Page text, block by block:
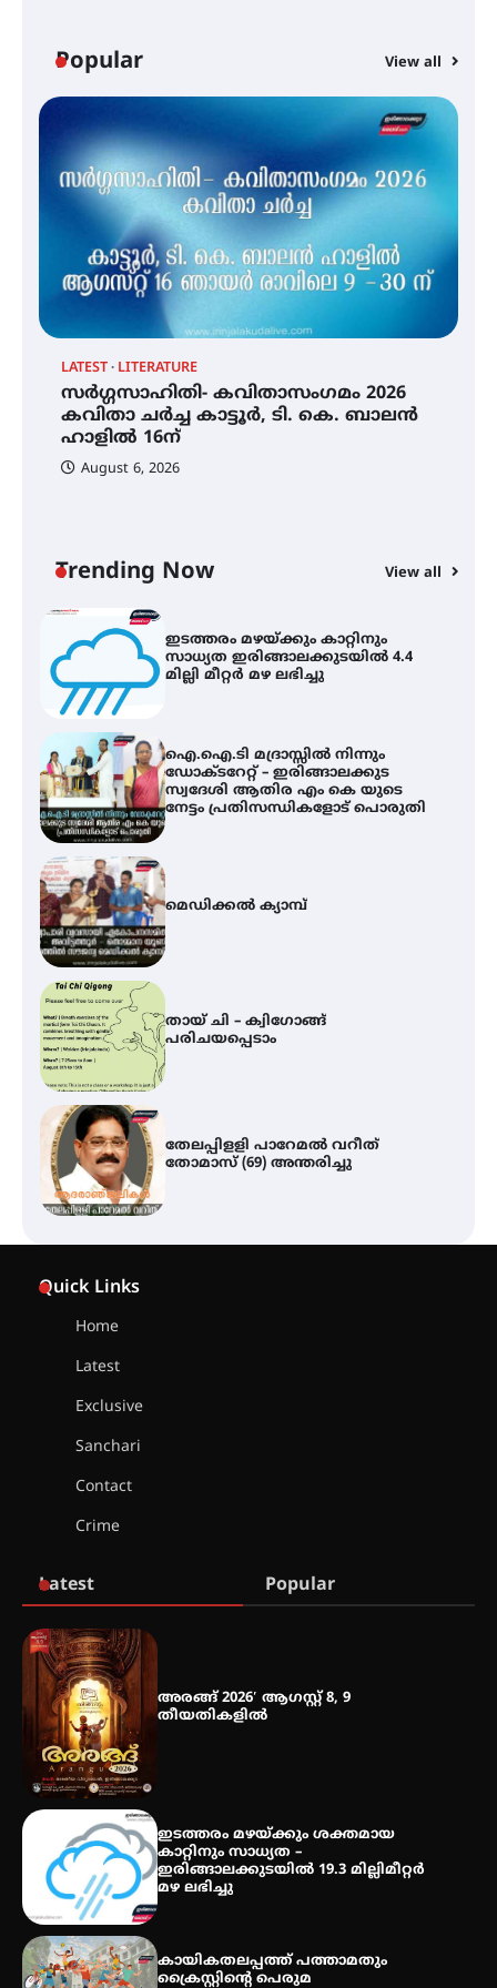
Popular View all
LATEST LITERATURE
സർഗ്ഗസാഹിതി- കവിതാസംഗമം 2026
കവിതാ ചർച്ച കാട്ടൂർ, ടി. കെ. ബാലൻ
ഹാളിൽ 16ന്
August 6, 2026
Trending Now View all
തായ് ചി – ക്വിഗോങ്ങ്
പരിചയപ്പെടാം
തേലപ്പിളളി പാറേമൽ വറീത്
തോമാസ് (69) അന്തരിച്ചു
സർഗ്ഗസാഹിതി- കവിതാസംഗമം
2026 കവിതാ ചർച്ച കാട്ടൂർ, ടി. കെ.
ബാലൻ ഹാളിൽ 16ന്
ഐ.ഐ.ടി മദ്രാസ്സിൽ നിന്നും
ഡോക്ടറേറ്റ് – ഇരിങ്ങാലക്കുട
സ്വദേശി ആതിര എം കെ യുടെ
നേട്ടം പ്രതിസന്ധികളോട് പൊരുതി
മെഡിക്കൽ ക്യാമ്പ്
തായ് ചി – ക്വിഗോങ്ങ്
പരിചയപ്പെടാം
തേലപ്പിളളി പാറേമൽ വറീത്
തോമാസ് (69) അന്തരിച്ചു
സർഗ്ഗസാഹിതി- കവിതാസംഗമം
2026 കവിതാ ചർച്ച കാട്ടൂർ, ടി. കെ.
ബാലൻ ഹാളിൽ 16ന്
Quick Links
Home
Latest
Exclusive
Sanchari
Contact
Crime
Latest Popular
അരങ്ങ് 2026′ ആഗസ്റ്റ് 8, 9
തീയതികളിൽ
ഇടത്തരം മഴയ്ക്കും ശക്തമായ
കാറ്റിനും സാധ്യത –
ഇരിങ്ങാലക്കുടയിൽ 19.3 മില്ലിമീറ്റർ
മഴ ലഭിച്ചു
കായികതലപ്പത്ത് പത്താമതും
ക്രൈസ്റ്റിന്റെ പെരുമ